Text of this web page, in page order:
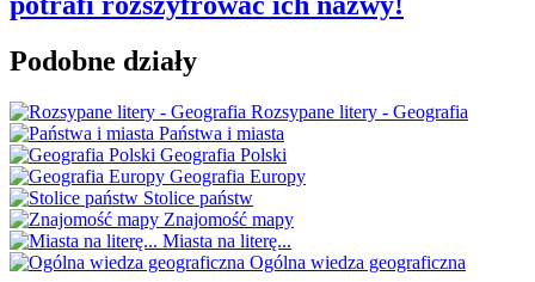
Podobne działy
Rozsypane litery - Geografia
Państwa i miasta
Geografia Polski
Geografia Europy
Stolice państw
Znajomość mapy
Miasta na literę...
Ogólna wiedza geograficzna